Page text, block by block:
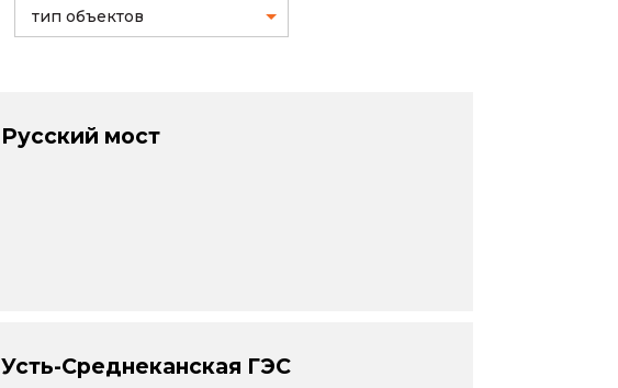
тип объектов
Русский мост
Усть-Среднеканская ГЭС